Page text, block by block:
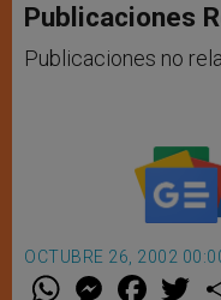
Publicaciones
Publicaciones no
OCTUBRE 26, 2002
W M F